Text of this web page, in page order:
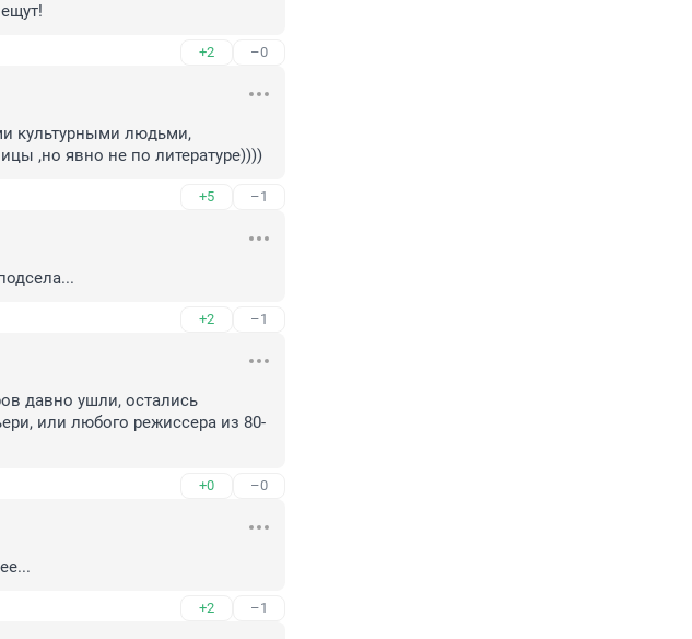
+2 –0
культурными людьми,
,но явно не по литературе))))
+5 –1
+2 –1
давно ушли, остались
или любого режиссера из 80-
+0 –0
+2 –1